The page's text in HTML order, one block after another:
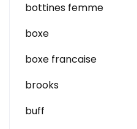
bottines femme
boxe
boxe francaise
brooks
buff